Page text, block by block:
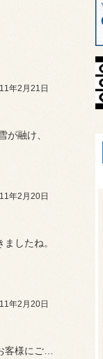
年2月21日
が融け、
年2月20日
したね。
年2月20日